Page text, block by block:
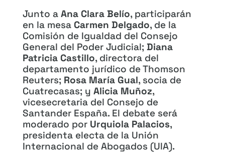
Junto a Ana Clara Belío, participarán
en la mesa Carmen Delgado, de la
Comisión de Igualdad del Consejo
General del Poder Judicial; Diana
Patricia Castillo, directora del
departamento jurídico de Thomson
Reuters; Rosa María Gual, socia de
Cuatrecasas; y Alicia Muñoz,
vicesecretaria del Consejo de
Santander España. El debate será
moderado por Urquiola Palacios,
presidenta electa de la Unión
Internacional de Abogados (UIA).